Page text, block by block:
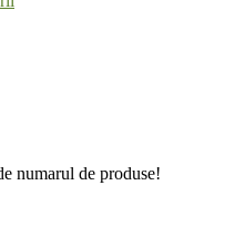
numarul de produse!